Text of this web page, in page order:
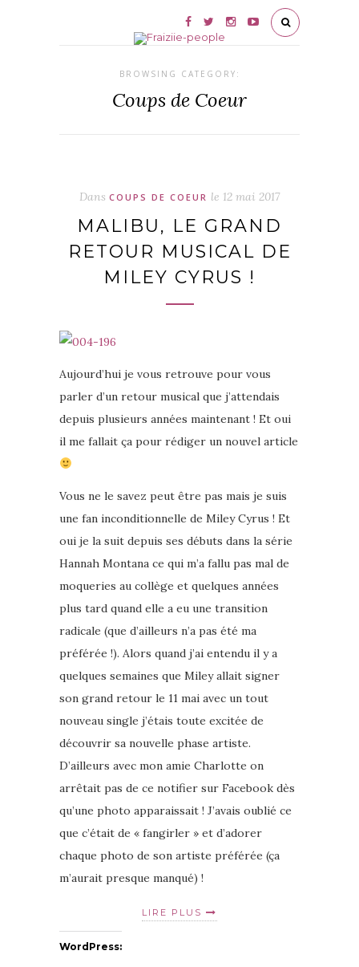
BROWSING CATEGORY:
Coups de Coeur
Dans COUPS DE COEUR le 12 mai 2017
MALIBU, LE GRAND
RETOUR MUSICAL DE
MILEY CYRUS !
Aujourd’hui je vous retrouve pour vous
parler d’un retour musical que j’attendais
depuis plusieurs années maintenant ! Et oui
il me fallait ça pour rédiger un nouvel article
Vous ne le savez peut être pas mais je suis
une fan inconditionnelle de Miley Cyrus ! Et
oui je la suit depuis ses débuts dans la série
Hannah Montana ce qui m’a fallu pas mal de
moqueries au collège et quelques années
plus tard quand elle a eu une transition
radicale (que d’ailleurs n’a pas été ma
préférée !). Alors quand j’ai entendu il y a
quelques semaines que Miley allait signer
son grand retour le 11 mai avec un tout
nouveau single j’étais toute excitée de
découvrir sa nouvelle phase artiste.
D’ailleurs avec mon amie Charlotte on
arrêtait pas de ce notifier sur Facebook dès
qu’une photo apparaissait ! J’avais oublié ce
que c’était de « fangirler » et d’adorer
chaque photo de son artiste préférée (ça
m’aurait presque manqué) !
LIRE PLUS
WordPress: